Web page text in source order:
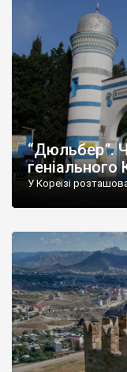
“Дюльбер”.
геніального
У Кореїзі